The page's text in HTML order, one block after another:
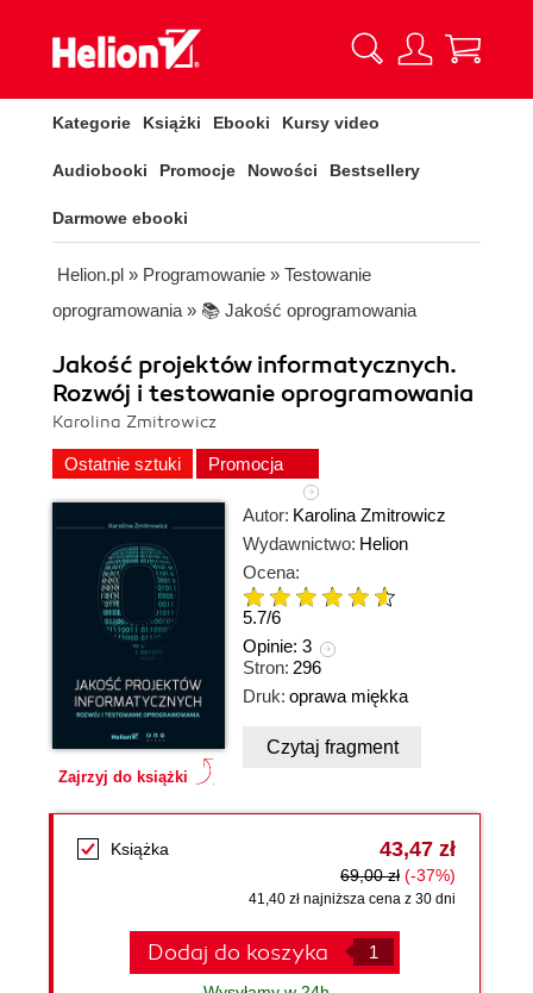
Kategorie Książki Ebooki Kursy video
Audiobooki Promocje Nowości Bestsellery
Darmowe ebooki
Helion.pl » Programowanie » Testowanie
oprogramowania » 📚 Jakość oprogramowania
Jakość projektów informatycznych.
Rozwój i testowanie oprogramowania
Karolina Zmitrowicz
Ostatnie sztuki Promocja
Zajrzyj do książki
Autor: Karolina Zmitrowicz
Wydawnictwo: Helion
Ocena:
5.7/6
Opinie: 3
Stron: 296
Druk: oprawa miękka
Czytaj fragment
Książka 43,47 zł
69,00 zł (-37%)
41,40 zł najniższa cena z 30 dni
Dodaj do koszyka